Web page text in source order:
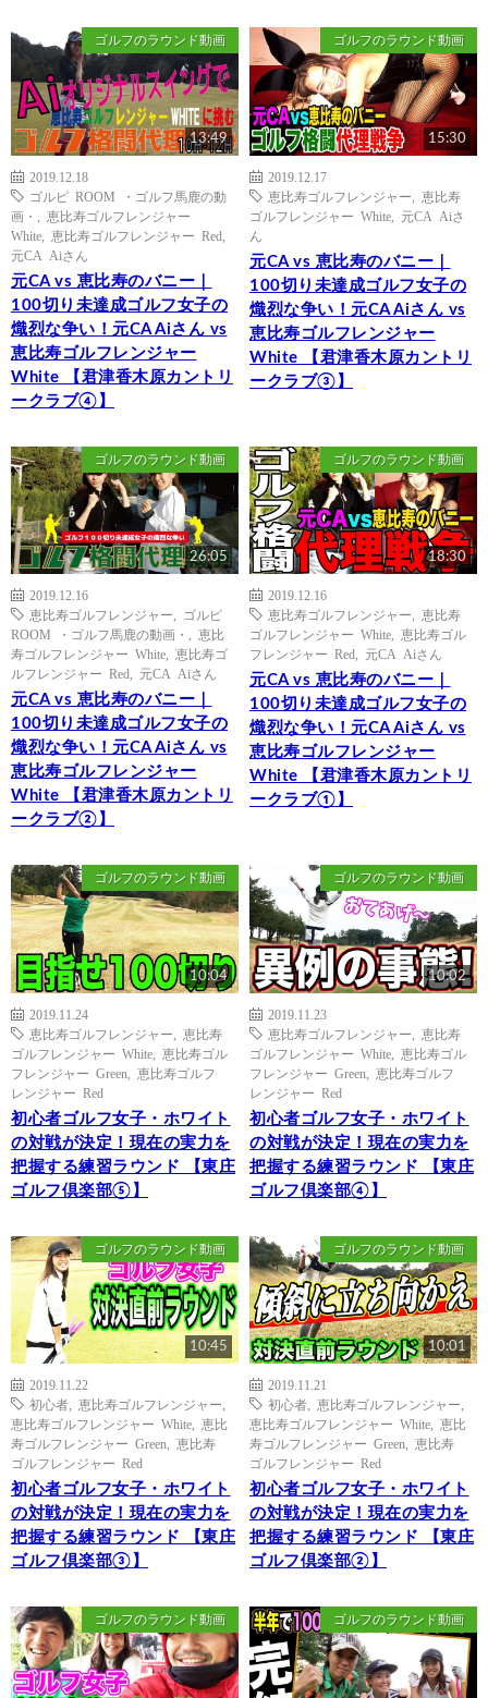
ゴルフのラウンド動画
13:49
2019.12.18
ゴルピ ROOM ・ゴルフ馬鹿の動
画・
恵比寿ゴルフレンジャー
White
恵比寿ゴルフレンジャー Red
元CA Aiさん
元CA vs 恵比寿のバニー｜
100切り未達成ゴルフ女子の
熾烈な争い！元CA Aiさん vs
恵比寿ゴルフレンジャー
White 【君津香木原カントリ
ークラブ④】
ゴルフのラウンド動画
15:30
2019.12.17
恵比寿ゴルフレンジャー
恵比寿
ゴルフレンジャー White
元CA Aiさ
ん
元CA vs 恵比寿のバニー｜
100切り未達成ゴルフ女子の
熾烈な争い！元CA Aiさん vs
恵比寿ゴルフレンジャー
White 【君津香木原カントリ
ークラブ③】
ゴルフのラウンド動画
26:05
2019.12.16
恵比寿ゴルフレンジャー
ゴルピ
ROOM ・ゴルフ馬鹿の動画・
恵比
寿ゴルフレンジャー White
恵比寿ゴ
ルフレンジャー Red
元CA Aiさん
元CA vs 恵比寿のバニー｜
100切り未達成ゴルフ女子の
熾烈な争い！元CA Aiさん vs
恵比寿ゴルフレンジャー
White 【君津香木原カントリ
ークラブ②】
ゴルフのラウンド動画
18:30
2019.12.16
恵比寿ゴルフレンジャー
恵比寿
ゴルフレンジャー White
恵比寿ゴル
フレンジャー Red
元CA Aiさん
元CA vs 恵比寿のバニー｜
100切り未達成ゴルフ女子の
熾烈な争い！元CA Aiさん vs
恵比寿ゴルフレンジャー
White 【君津香木原カントリ
ークラブ①】
ゴルフのラウンド動画
10:04
2019.11.24
恵比寿ゴルフレンジャー
恵比寿
ゴルフレンジャー White
恵比寿ゴル
フレンジャー Green
恵比寿ゴルフ
レンジャー Red
初心者ゴルフ女子・ホワイト
の対戦が決定！現在の実力を
把握する練習ラウンド 【東庄
ゴルフ倶楽部⑤】
ゴルフのラウンド動画
10:02
2019.11.23
恵比寿ゴルフレンジャー
恵比寿
ゴルフレンジャー White
恵比寿ゴル
フレンジャー Green
恵比寿ゴルフ
レンジャー Red
初心者ゴルフ女子・ホワイト
の対戦が決定！現在の実力を
把握する練習ラウンド 【東庄
ゴルフ倶楽部④】
ゴルフのラウンド動画
10:45
2019.11.22
初心者
恵比寿ゴルフレンジャー
恵比寿ゴルフレンジャー White
恵比
寿ゴルフレンジャー Green
恵比寿
ゴルフレンジャー Red
初心者ゴルフ女子・ホワイト
の対戦が決定！現在の実力を
把握する練習ラウンド 【東庄
ゴルフ倶楽部③】
ゴルフのラウンド動画
10:01
2019.11.21
初心者
恵比寿ゴルフレンジャー
恵比寿ゴルフレンジャー White
恵比
寿ゴルフレンジャー Green
恵比寿
ゴルフレンジャー Red
初心者ゴルフ女子・ホワイト
の対戦が決定！現在の実力を
把握する練習ラウンド 【東庄
ゴルフ倶楽部②】
ゴルフのラウンド動画 ゴルフのラウンド動画